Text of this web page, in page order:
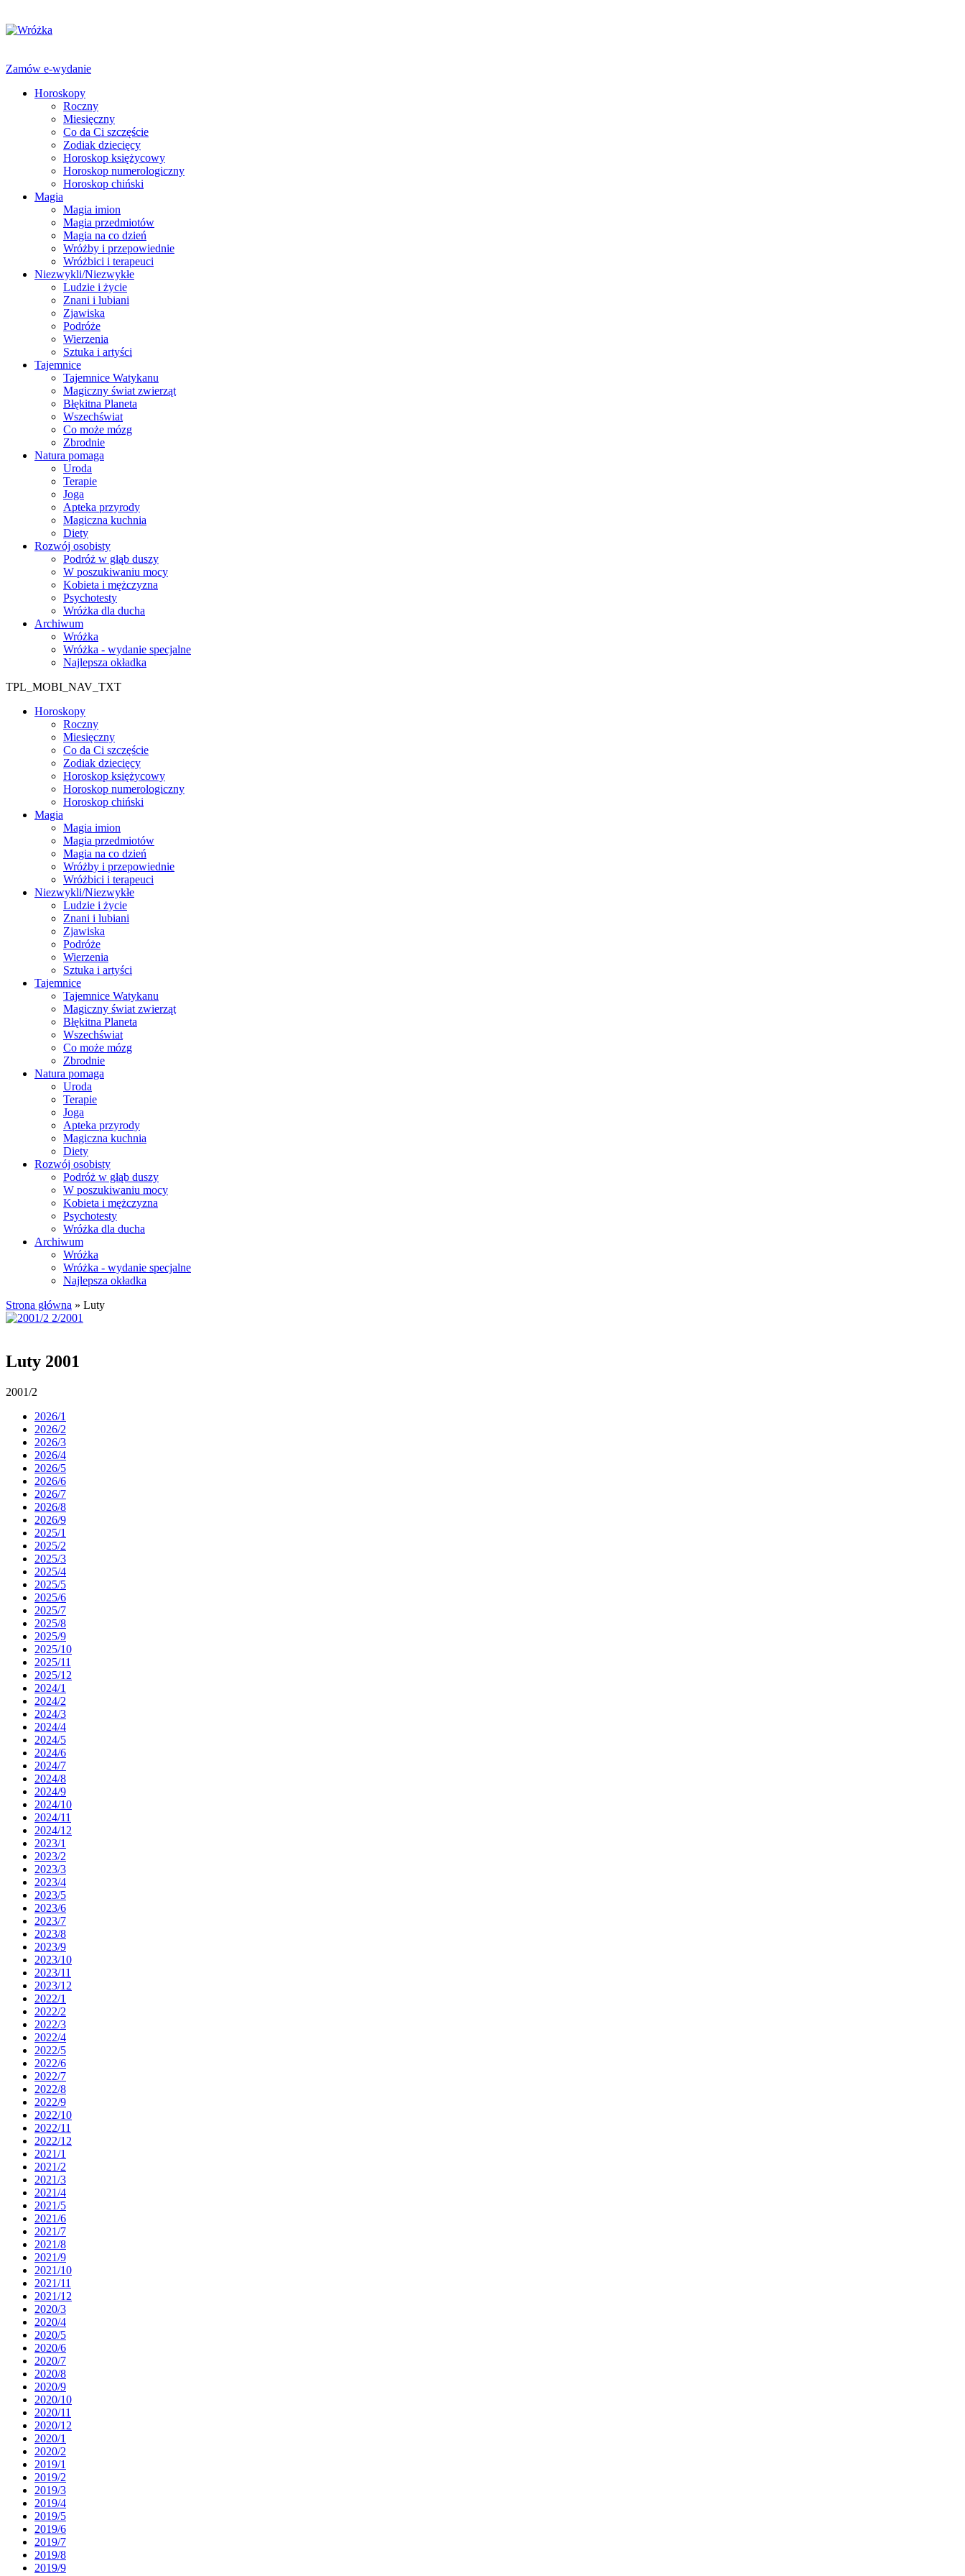
Zamów e-wydanie
Horoskopy
Roczny
Miesięczny
Co da Ci szczęście
Zodiak dziecięcy
Horoskop księżycowy
Horoskop numerologiczny
Horoskop chiński
Magia
Magia imion
Magia przedmiotów
Magia na co dzień
Wróżby i przepowiednie
Wróżbici i terapeuci
Niezwykli/Niezwykłe
Ludzie i życie
Znani i lubiani
Zjawiska
Podróże
Wierzenia
Sztuka i artyści
Tajemnice
Tajemnice Watykanu
Magiczny świat zwierząt
Błękitna Planeta
Wszechświat
Co może mózg
Zbrodnie
Natura pomaga
Uroda
Terapie
Joga
Apteka przyrody
Magiczna kuchnia
Diety
Rozwój osobisty
Podróż w głąb duszy
W poszukiwaniu mocy
Kobieta i mężczyzna
Psychotesty
Wróżka dla ducha
Archiwum
Wróżka
Wróżka - wydanie specjalne
Najlepsza okładka
TPL_MOBI_NAV_TXT
Horoskopy
Roczny
Miesięczny
Co da Ci szczęście
Zodiak dziecięcy
Horoskop księżycowy
Horoskop numerologiczny
Horoskop chiński
Magia
Magia imion
Magia przedmiotów
Magia na co dzień
Wróżby i przepowiednie
Wróżbici i terapeuci
Niezwykli/Niezwykłe
Ludzie i życie
Znani i lubiani
Zjawiska
Podróże
Wierzenia
Sztuka i artyści
Tajemnice
Tajemnice Watykanu
Magiczny świat zwierząt
Błękitna Planeta
Wszechświat
Co może mózg
Zbrodnie
Natura pomaga
Uroda
Terapie
Joga
Apteka przyrody
Magiczna kuchnia
Diety
Rozwój osobisty
Podróż w głąb duszy
W poszukiwaniu mocy
Kobieta i mężczyzna
Psychotesty
Wróżka dla ducha
Archiwum
Wróżka
Wróżka - wydanie specjalne
Najlepsza okładka
Strona główna » Luty
Luty 2001
2001/2
2026/1
2026/2
2026/3
2026/4
2026/5
2026/6
2026/7
2026/8
2026/9
2025/1
2025/2
2025/3
2025/4
2025/5
2025/6
2025/7
2025/8
2025/9
2025/10
2025/11
2025/12
2024/1
2024/2
2024/3
2024/4
2024/5
2024/6
2024/7
2024/8
2024/9
2024/10
2024/11
2024/12
2023/1
2023/2
2023/3
2023/4
2023/5
2023/6
2023/7
2023/8
2023/9
2023/10
2023/11
2023/12
2022/1
2022/2
2022/3
2022/4
2022/5
2022/6
2022/7
2022/8
2022/9
2022/10
2022/11
2022/12
2021/1
2021/2
2021/3
2021/4
2021/5
2021/6
2021/7
2021/8
2021/9
2021/10
2021/11
2021/12
2020/3
2020/4
2020/5
2020/6
2020/7
2020/8
2020/9
2020/10
2020/11
2020/12
2020/1
2020/2
2019/1
2019/2
2019/3
2019/4
2019/5
2019/6
2019/7
2019/8
2019/9